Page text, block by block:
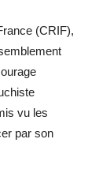
(CRIF),
vu les
par son